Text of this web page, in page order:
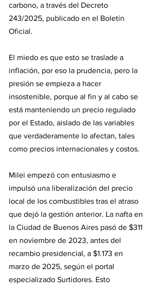
carbono, a través del Decreto
243/2025, publicado en el Boletín
Oficial.
El miedo es que esto se traslade a
inflación, por eso la prudencia, pero la
presión se empieza a hacer
insostenible, porque al fin y al cabo se
está manteniendo un precio regulado
por el Estado, aislado de las variables
que verdaderamente lo afectan, tales
como precios internacionales y costos.
Milei empezó con entusiasmo e
impulsó una liberalización del precio
local de los combustibles tras el atraso
que dejó la gestión anterior. La nafta en
la Ciudad de Buenos Aires pasó de $311
en noviembre de 2023, antes del
recambio presidencial, a $1.173 en
marzo de 2025, según el portal
especializado Surtidores. Esto